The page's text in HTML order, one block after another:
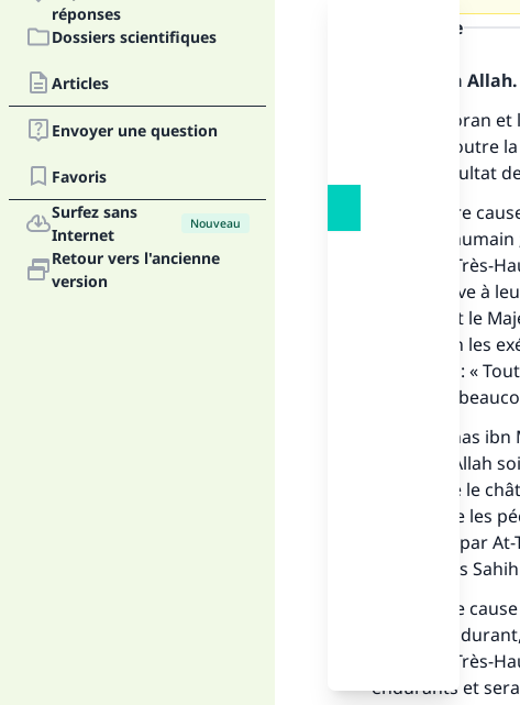
réponses
Dossiers scientifiques
Articles
Envoyer une question
Favoris
Surfez sans
Internet
Nouveau
Retour vers l'ancienne
version
la réponse
Louange à
Selon le Coran
humains, outre
sont le résultat
La première
par l'être
d’Allah, le
une épreuve à
Puissant et le
4/79) Selon les
dit encore : «
pardonne
D'après Anas
et salut d'Allah
lui anticipe le
commettre les
(Rapporté par
Albani dans
La seconde
croyant
d’Allah, le
endurants et